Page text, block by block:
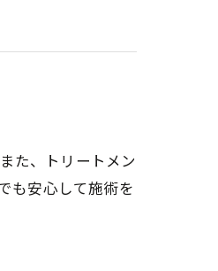
た、トリートメン
も安心して施術を